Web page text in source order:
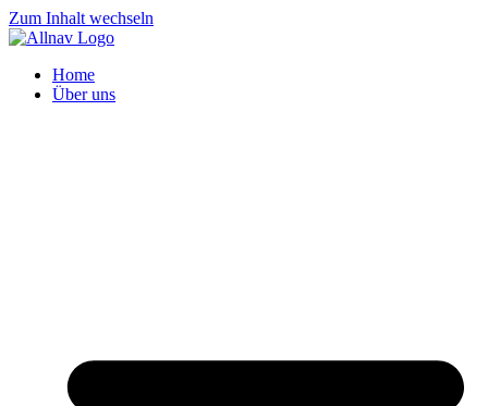
Zum Inhalt wechseln
Home
Über uns